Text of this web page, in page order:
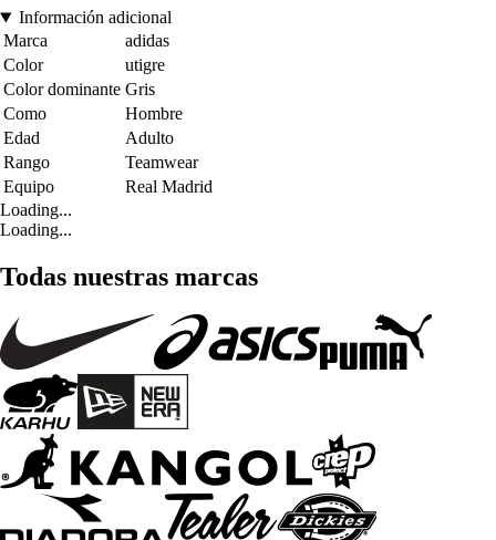
Información adicional
Marca
adidas
Color
utigre
Color dominante Gris
Como
Hombre
Edad
Adulto
Rango
Teamwear
Equipo
Real Madrid
Loading...
Loading...
Todas nuestras marcas